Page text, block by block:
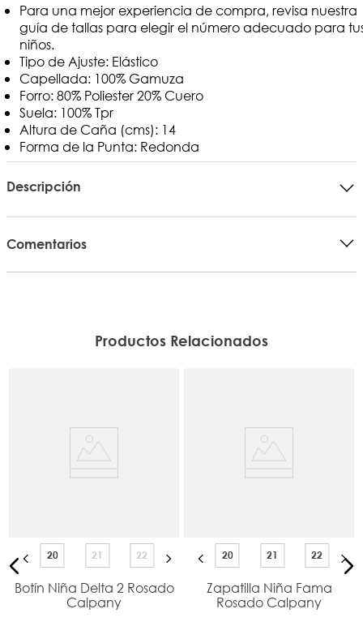
Para una mejor experiencia de compra, revisa nuestra
guía de tallas para elegir el número adecuado para
niños.
Tipo de Ajuste: Elástico
Capellada: 100% Gamuza
Forro: 80% Poliester 20% Cuero
Suela: 100% Tpr
Altura de Caña (cms): 14
Forma de la Punta: Redonda
Descripción
Comentarios
Productos Relacionados
20 21 22
Botín Niña Delta 2 Rosado
Calpany
20 21 22
Zapatilla Niña Fama
Rosado Calpany